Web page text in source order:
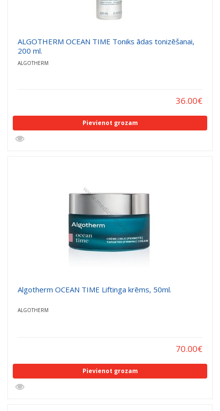
ALGOTHERM OCEAN TIME Toniks ādas tonizēšanai,
200 ml.
ALGOTHERM
36.00€
Pievienot grozam
Algotherm OCEAN TIME Liftinga krēms, 50ml.
ALGOTHERM
70.00€
Pievienot grozam